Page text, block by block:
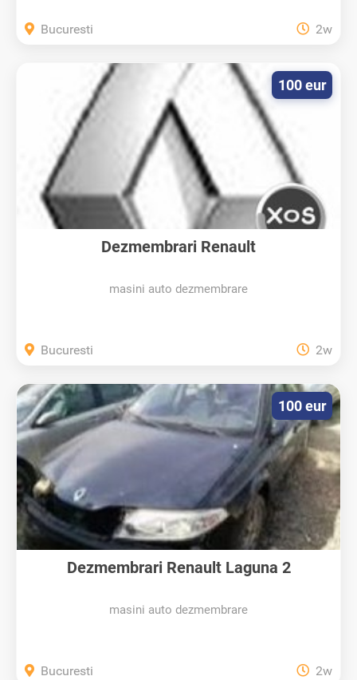
Bucuresti 2w
Dezmembrari Renault
masini auto dezmembrare
100 eur
Bucuresti 2w
Dezmembrari Renault Laguna 2
masini auto dezmembrare
100 eur
Bucuresti 2w